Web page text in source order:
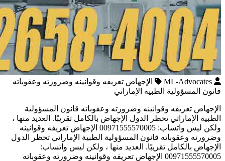
ML-Advocates
الإجهاض تعريفه وقوانينه وضرورته وعقوباته
قانون المسؤولية الطبية الإماراتي
الإجهاض تعريفه وقوانينه وضرورته وعقوباته قانون المسؤولية
الطبية الإماراتي تحظر الدول الإجهاض بالكامل تقريبًا. العديد منها ،
ولكن ليس واتساب: 00971555570005 الإجهاض تعريفه وقوانينه
وضرورته وعقوباته قانون المسؤولية الطبية الإماراتي تحظر الدول
الإجهاض بالكامل تقريبًا. العديد منها ، ولكن ليس واتساب:
00971555570005 الإجهاض تعريفه وقوانينه وضرورته وعقوباته